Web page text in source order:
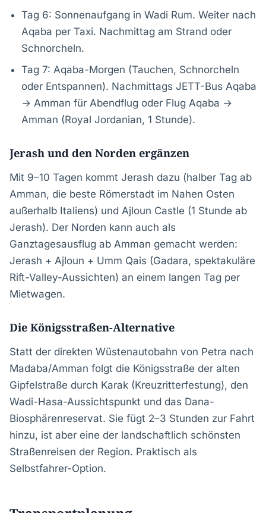
Tag 6: Sonnenaufgang in Wadi Rum. Weiter nach
Aqaba per Taxi. Nachmittag am Strand oder
Schnorcheln.
Tag 7: Aqaba-Morgen (Tauchen, Schnorcheln
oder Entspannen). Nachmittags JETT-Bus Aqaba
→ Amman für Abendflug oder Flug Aqaba →
Amman (Royal Jordanian, 1 Stunde).
Jerash und den Norden ergänzen
Mit 9–10 Tagen kommt Jerash dazu (halber Tag ab
Amman, die beste Römerstadt im Nahen Osten
außerhalb Italiens) und Ajloun Castle (1 Stunde ab
Jerash). Der Norden kann auch als
Ganztagesausflug ab Amman gemacht werden:
Jerash + Ajloun + Umm Qais (Gadara, spektakuläre
Rift-Valley-Aussichten) an einem langen Tag per
Mietwagen.
Die Königsstraßen-Alternative
Statt der direkten Wüstenautobahn von Petra nach
Madaba/Amman folgt die Königsstraße der alten
Gipfelstraße durch Karak (Kreuzritterfestung), den
Wadi-Hasa-Aussichtspunkt und das Dana-
Biosphärenreservat. Sie fügt 2–3 Stunden zur Fahrt
hinzu, ist aber eine der landschaftlich schönsten
Straßenreisen der Region. Praktisch als
Selbstfahrer-Option.